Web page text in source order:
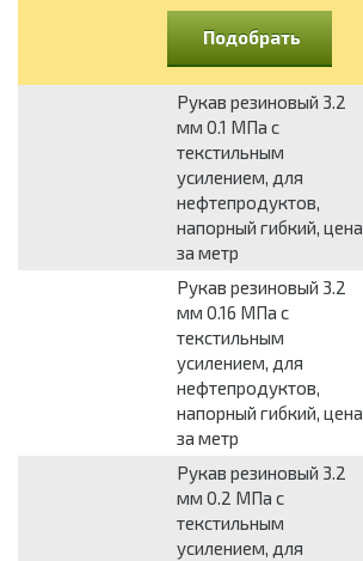
Подобрать
Рукав резиновый 3.2
мм 0.1 МПа с
текстильным
усилением, для
нефтепродуктов,
напорный гибкий, цена
за метр
Рукав резиновый 3.2
мм 0.16 МПа с
текстильным
усилением, для
нефтепродуктов,
напорный гибкий, цена
за метр
Рукав резиновый 3.2
мм 0.2 МПа с
текстильным
усилением, для